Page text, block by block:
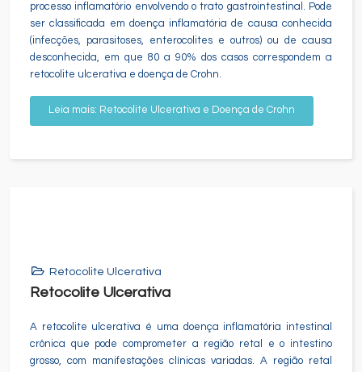
processo inflamatório envolvendo o trato gastrointestinal. Pode
ser classificada em doença inflamatória de causa conhecida
(infecções, parasitoses, enterocolites e outros) ou de causa
desconhecida, em que 80 a 90% dos casos correspondem a
retocolite ulcerativa e doença de Crohn.
Leia mais: Retocolite Ulcerativa e Doença de Crohn
Retocolite Ulcerativa
Retocolite Ulcerativa
A retocolite ulcerativa é uma doença inflamatória intestinal
crônica que pode comprometer a região retal e o intestino
grosso, com manifestações clínicas variadas. A região retal